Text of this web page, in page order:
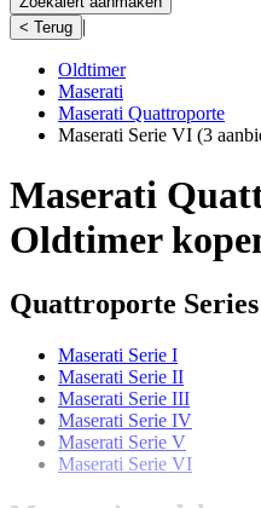
< Terug |
Oldtimer
Maserati
Maserati Quattroporte
Maserati Serie VI (3
Maserati
Oldtimer
Quattroporte Series
Maserati Serie I
Maserati Serie II
Maserati Serie III
Maserati Serie IV
Maserati Serie V
Maserati Serie VI